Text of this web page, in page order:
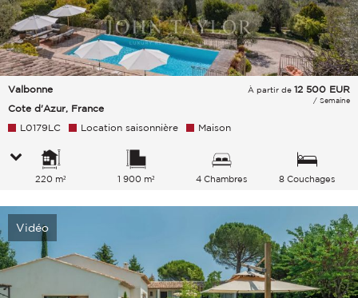
Valbonne
Cote d'Azur, France
À partir de 12 500 EUR
/ Semaine
L0179LC Location saisonnière Maison
220 m² 1 900 m² 4 Chambres 8 Couchages
Vidéo